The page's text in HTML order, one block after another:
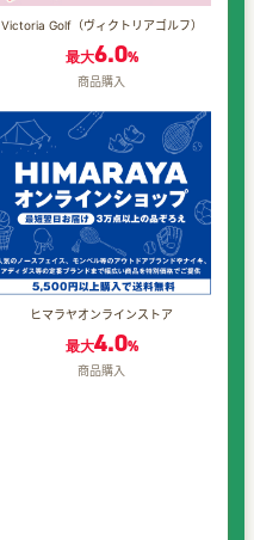
Victoria Golf（ヴィクトリアゴルフ）
最大6.0%
商品購入
ヒマラヤオンラインストア
最大4.0%
商品購入